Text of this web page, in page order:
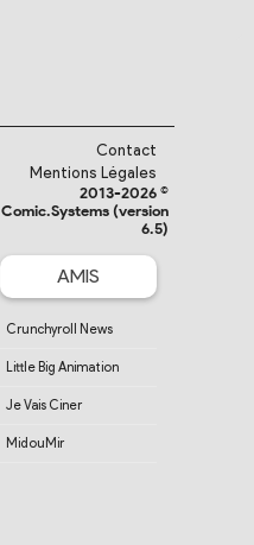
Contact
Mentions Légales
2013-2026 ©
Comic.Systems (version
6.5)
AMIS
Crunchyroll News
Little Big Animation
Je Vais Ciner
MidouMir